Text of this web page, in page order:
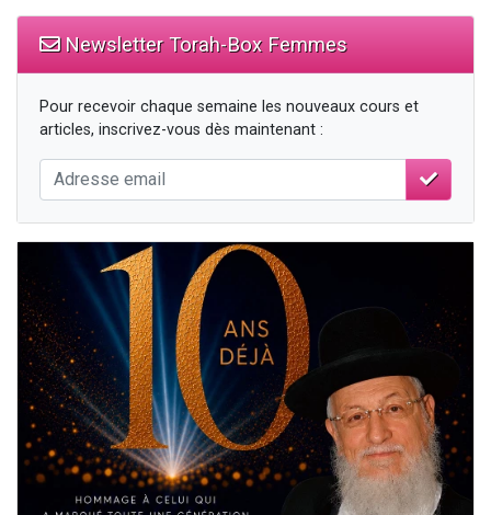
Newsletter Torah-Box Femmes
Pour recevoir chaque semaine les nouveaux cours et
articles, inscrivez-vous dès maintenant :